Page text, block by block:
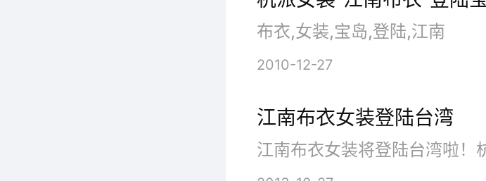
能，包括支持每秒120
放、以及白平衡优化等等
Jaunt的硬件工程副
Gardiner)表示：“自我
布衣,女装,宝岛,登陆,江南
2010-12-27
江南布衣女装登陆台湾